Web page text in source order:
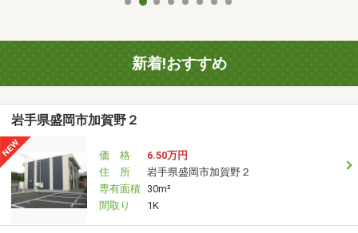
新着!おすすめ
岩手県盛岡市加賀野２
価 格
6.50万円
住 所
岩手県盛岡市加賀野２
専有面積 30m²
間取り
1K